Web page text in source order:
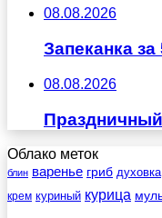
08.08.2026
Запеканка
08.08.2026
Облако меток
блин варенье гриб духовка
крем куриный курица